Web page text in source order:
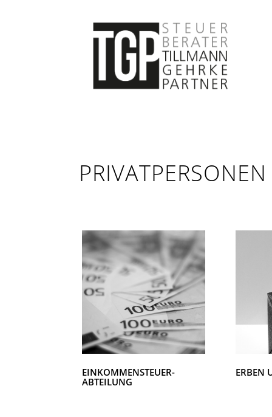
PRIVATPERSONEN
EINKOMMENSTEUER-
ABTEILUNG
ERBEN